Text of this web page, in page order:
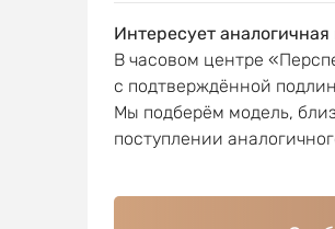
Интересует
В часовом центре
с подтверждённой
Мы подберём модель,
поступлении